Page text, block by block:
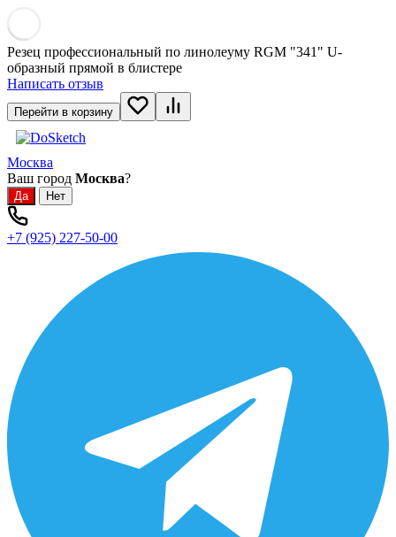
Резец профессиональный по линолеуму RGM "341" U-
образный прямой в блистере
Написать отзыв
Перейти в корзину
Москва
Ваш город Москва?
+7 (925) 227-50-00